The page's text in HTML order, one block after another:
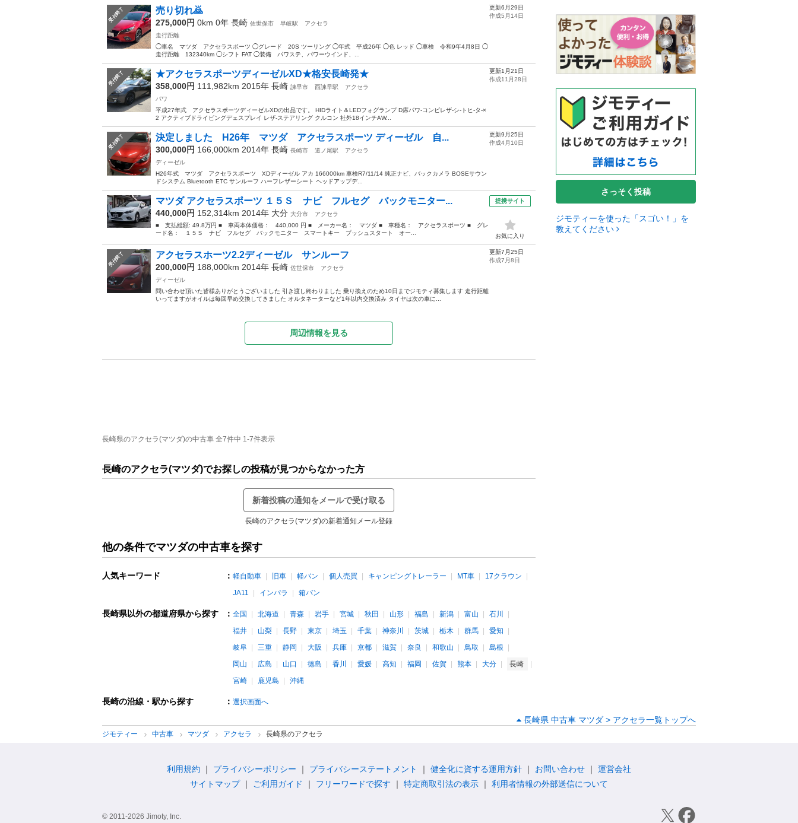
受付終了 売り切れ🙇
275,000円 0km 0年 長崎 佐世保市 早岐駅
アクセラ
走行距離
◯車名 マツダ アクセラスポーツ ◯グレード 20S ツーリング ◯年式 平成26年 ◯色 レッド ◯車検 令和9年4月8日 ◯
走行距離 132340km ◯シフト FAT ◯装備 パワステ、パワーウインド、...
更新6月29日
作成5月14日
受付終了 ★アクセラスポーツディーゼルXD★格安長崎発★
358,000円 111,982km 2015年 長崎 諫早市 西諫早駅
アクセラ
パワ
平成27年式 アクセラスポーツディーゼルXDの出品です。 HIDライト＆LEDフォグランプ D席パワ-コンビレザ-シ-トヒ-タ-×
2 アクティブドライビングデェスプレイ レザ-ステアリング クルコン 社外18インチAW...
更新1月21日
作成11月28日
受付終了 決定しました H26年 マツダ アクセラスポーツ ディーゼル 自...
300,000円 166,000km 2014年 長崎 長崎市 道ノ尾駅
アクセラ
ディーゼル
H26年式 マツダ アクセラスポーツ XDディーゼル アカ 166000km 車検R7/11/14 純正ナビ、バックカメラ BOSEサウン
ドシステム Bluetooth ETC サンルーフ ハーフレザーシート ヘッドアップデ...
更新9月25日
作成4月10日
マツダ アクセラスポーツ １５Ｓ ナビ フルセグ バックモニター...
440,000円 152,314km 2014年 大分 大分市
アクセラ
■ 支払総額: 49.8万円 ■ 車両本体価格： 440,000 円 ■ メーカー名： マツダ ■ 車種名： アクセラスポーツ ■ グレ
ード名： １５Ｓ ナビ フルセグ バックモニター スマートキー プッシュスタート オー...
提携サイト
お気に入り
受付終了 アクセラスホーツ2.2ディーゼル サンルーフ
200,000円 188,000km 2014年 長崎 佐世保市
アクセラ
ディーゼル
問い合わせ頂いた皆様ありがとうございました 引き渡し終わりました 乗り換えのため10日までジモティ募集します 走行距離
いってますがオイルは毎回早め交換してきました オルタネーターなど1年以内交換済み タイヤは次の車に...
更新7月25日
作成7月8日
周辺情報を見る
長崎県のアクセラ(マツダ)の中古車 全7件中 1-7件表示
長崎のアクセラ(マツダ)でお探しの投稿が見つからなかった方
新着投稿の通知をメールで受け取る
長崎のアクセラ(マツダ)の新着通知メール登録
他の条件でマツダの中古車を探す
人気キーワード ： 軽自動車 旧車 軽バン 個人売買 キャンピングトレーラー MT車
17クラウン
JA11
インパラ 箱バン
長崎県以外の都道府県から探す ： 全国 北海道 青森 岩手 宮城 秋田 山形 福島 新潟 富山
石川
福井
山梨 長野 東京 埼玉 千葉 神奈川 茨城 栃木 群馬
愛知
岐阜
三重 静岡 大阪 兵庫 京都 滋賀 奈良 和歌山 鳥取
島根
岡山
広島 山口 徳島 香川 愛媛 高知 福岡 佐賀 熊本 大分
長崎
宮崎
鹿児島 沖縄
長崎の沿線・駅から探す ： 選択画面へ
さっそく投稿
ジモティーを使った「スゴい！」を
教えてください
長崎県 中古車 マツダ > アクセラ一覧トップへ
ジモティー 中古車 マツダ アクセラ 長崎県のアクセラ
利用規約 プライバシーポリシー プライバシーステートメント 健全化に資する運用方針 お問い合わせ
運営会社
サイトマップ
ご利用ガイド フリーワードで探す 特定商取引法の表示 利用者情報の外部送信について
© 2011-2026 Jimoty, Inc.